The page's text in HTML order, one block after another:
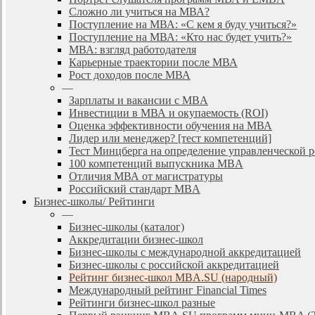
Сложно ли учиться на МВА?
Поступление на МВА: «С кем я буду учиться?»
Поступление на МВА: «Кто нас будет учить?»
МВА: взгляд работодателя
Карьерные траектории после МВА
Рост доходов после МВА
—
Зарплаты и вакансии с MBA
Инвестиции в МВА и окупаемость (ROI)
Оценка эффективности обучения на МВА
Лидер или менеджер? [тест компетенций]
Тест Минцберга на определение управленческой
100 компетенций выпускника MBA
Отличия МВА от магистратуры
Российский стандарт MBA
Бизнес-школы/ Рейтинги
—
Бизнес-школы (каталог)
Аккредитации бизнес-школ
Бизнес-школы с международной аккредитацией
Бизнес-школы с российской аккредитацией
Рейтинг бизнес-школ MBA.SU (народный)
Международный рейтинг Financial Times
Рейтинги бизнес-школ разные